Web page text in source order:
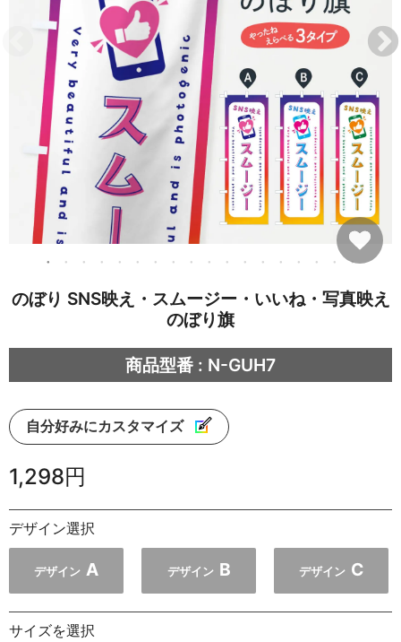
のぼり SNS映え・スムージー・いいね・写真映え
のぼり旗
商品型番 : N-GUH7
自分好みにカスタマイズ
1,298円
デザイン選択
デザイン A デザイン B デザイン C
サイズを選択